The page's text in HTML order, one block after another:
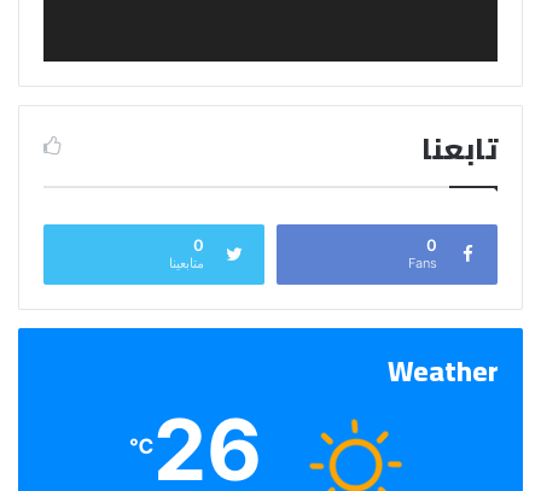
تابعنا
0
Fans
0
متابعينا
Weather
26
℃